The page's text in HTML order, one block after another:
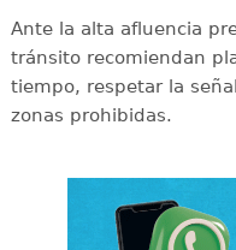
Ante la alta afluencia
tránsito recomiendan
tiempo, respetar la
zonas prohibidas.